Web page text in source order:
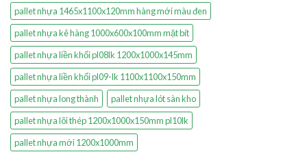
pallet nhựa 1465x1100x120mm hàng mới màu đen
pallet nhựa kê hàng 1000x600x100mm mặt bít
pallet nhựa liền khối pl08lk 1200x1000x145mm
pallet nhựa liền khối pl09-lk 1100x1100x150mm
pallet nhựa long thành
pallet nhựa lót sàn kho
pallet nhựa lõi thép 1200x1000x150mm pl10lk
pallet nhựa mới 1200x1000mm